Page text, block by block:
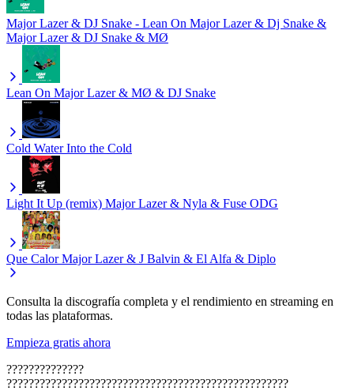
Major Lazer & DJ Snake - Lean On Major Lazer & Dj Snake &
Major Lazer & DJ Snake & MØ
Lean On Major Lazer & MØ & DJ Snake
Cold Water Into the Cold
Light It Up (remix) Major Lazer & Nyla & Fuse ODG
Que Calor Major Lazer & J Balvin & El Alfa & Diplo
Consulta la discografía completa y el rendimiento en streaming en
todas las plataformas.
Empieza gratis ahora
??????????????
???????????????????????????????????????????????????